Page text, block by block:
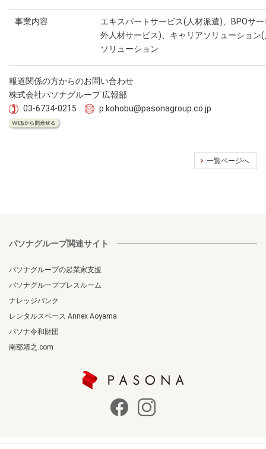
事業内容
エキスパートサービス(人材派遣)、BPOサ
外人材サービス)、キャリアソリューショ
ソリューション
報道関係の方からのお問い合わせ
株式会社パソナグループ 広報部
03-6734-0215
p.kohobu@pasonagroup.co.jp
一覧ページへ
パソナグループ関連サイト
パソナグループの起業家支援
パソナグループプレスルーム
ナレッジバンク
レンタルスペース Annex Aoyama
パソナ令和財団
南部靖之.com